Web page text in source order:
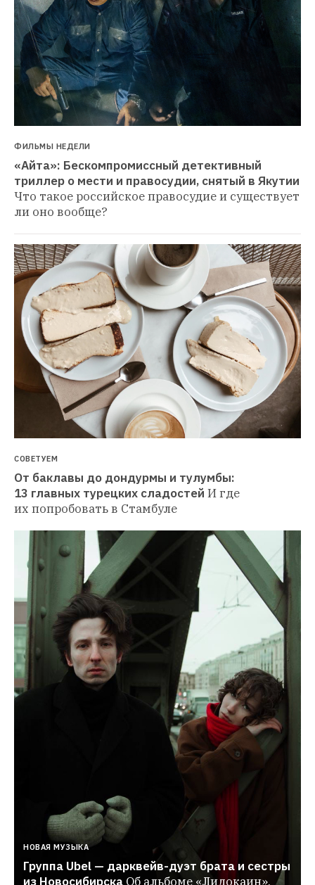
ФИЛЬМЫ НЕДЕЛИ
«Айта»: Бескомпромиссный детективный
триллер о мести и правосудии, снятый в Якутии
Что такое российское правосудие и существует
ли оно вообще?
СОВЕТУЕМ
От баклавы до дондурмы и тулумбы:
13 главных турецких сладостей И где
их попробовать в Стамбуле
НОВАЯ МУЗЫКА
Группа Ubel — дарквейв-дуэт брата и сестры
из Новосибирска Об альбоме «Лидокаин»,